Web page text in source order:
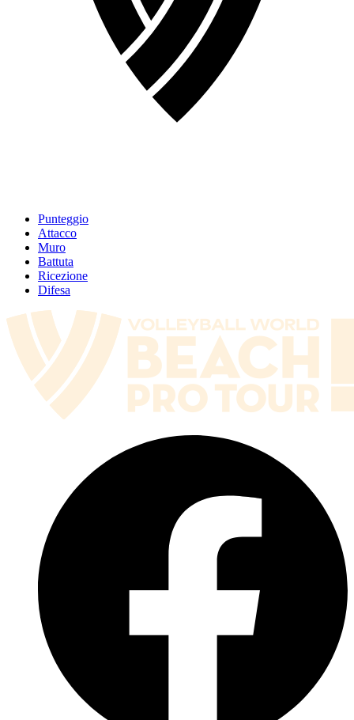
Punteggio
Attacco
Muro
Battuta
Ricezione
Difesa